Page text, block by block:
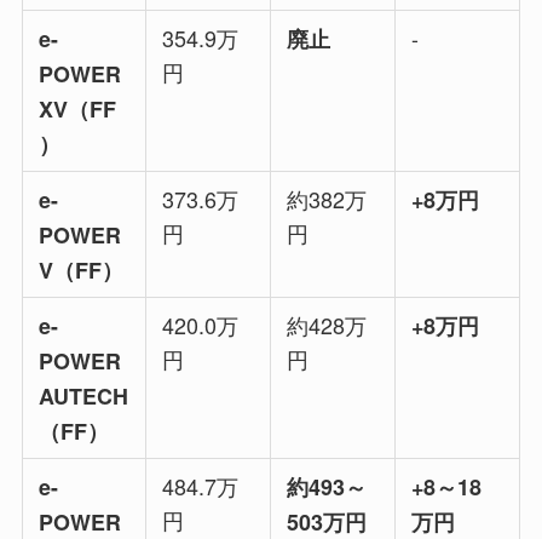
e-
POWER
XV（FF
）
354.9万
円
廃止 -
e-
POWER
V（FF）
373.6万
円
約382万
円
+8万円
e-
POWER
AUTECH
（FF）
420.0万
円
約428万
円
+8万円
e-
POWER
484.7万
円
約493～
503万円
+8～18
万円